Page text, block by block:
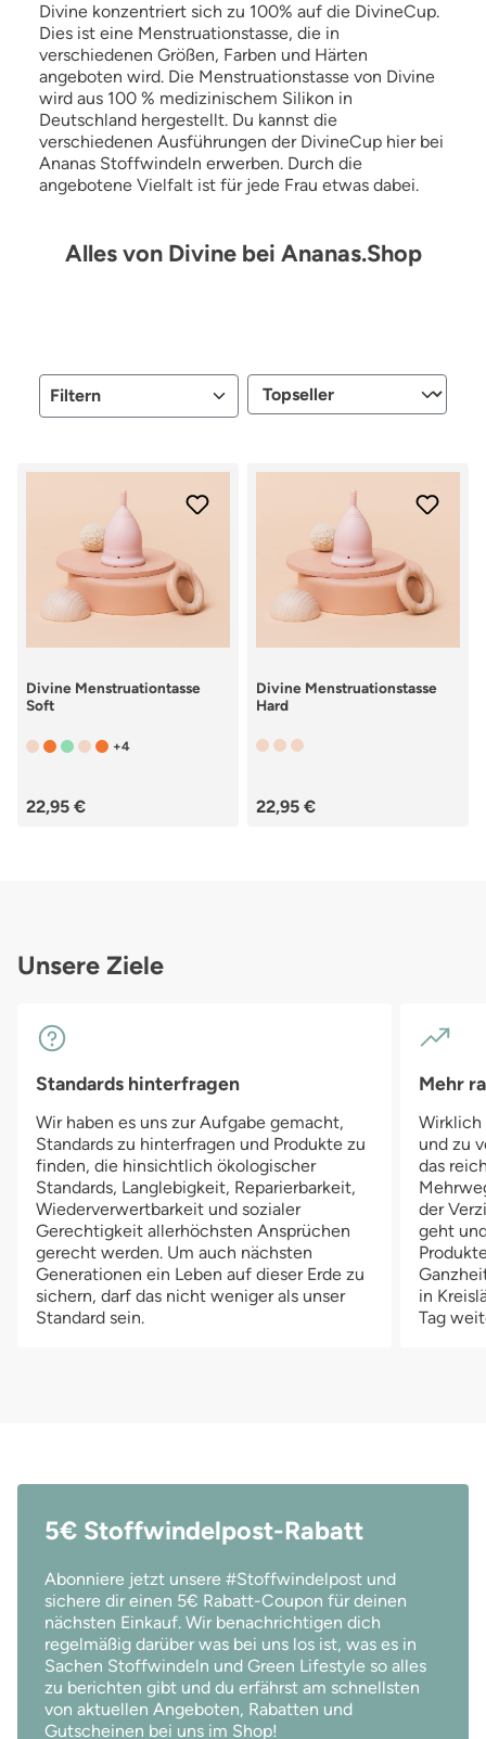
Divine konzentriert sich zu 100% auf die DivineCup.
Dies ist eine Menstruationstasse, die in
verschiedenen Größen, Farben und Härten
angeboten wird. Die Menstruationstasse von Divine
wird aus 100 % medizinischem Silikon in
Deutschland hergestellt. Du kannst die
verschiedenen Ausführungen der DivineCup hier bei
Ananas Stoffwindeln erwerben. Durch die
angebotene Vielfalt ist für jede Frau etwas dabei.
Alles von Divine bei Ananas.Shop
Filtern
Divine Menstruationtasse
Soft
+4
Regulärer Preis:
22,95 €
Divine Menstruationstasse
Hard
Regulärer Preis:
22,95 €
Unsere Ziele
Standards hinterfragen
Wir haben es uns zur Aufgabe gemacht,
Standards zu hinterfragen und Produkte zu
finden, die hinsichtlich ökologischer
Standards, Langlebigkeit, Reparierbarkeit,
Wiederverwertbarkeit und sozialer
Gerechtigkeit allerhöchsten Ansprüchen
gerecht werden. Um auch nächsten
Generationen ein Leben auf dieser Erde zu
sichern, darf das nicht weniger als unser
Standard sein.
Mehr
Wirklich
und zu
das
der
geht
in
Tag
5€ Stoffwindelpost-Rabatt
Abonniere jetzt unsere #Stoffwindelpost und
sichere dir einen 5€ Rabatt-Coupon für deinen
nächsten Einkauf. Wir benachrichtigen dich
regelmäßig darüber was bei uns los ist, was es in
Sachen Stoffwindeln und Green Lifestyle so alles
zu berichten gibt und du erfährst am schnellsten
von aktuellen Angeboten, Rabatten und
Gutscheinen bei uns im Shop!